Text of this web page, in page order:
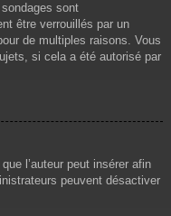
sont
être verrouillés par un
de multiples raisons. Vous
si cela a été autorisé par
l’auteur peut insérer afin
peuvent désactiver